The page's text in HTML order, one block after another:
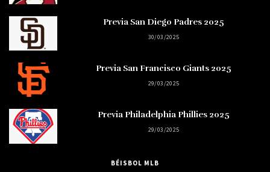
Previa San Diego Padres 2025
30/03/2025
Previa San Francisco Giants 2025
29/03/2025
Previa Philadelphia Phillies 2025
29/03/2025
BÉISBOL MLB